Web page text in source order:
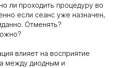
ли проходить процедуру во
если сеанс уже назначен,
Отменять?
влияет на восприятие
между диодным и